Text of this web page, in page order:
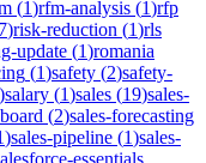
(1)rfm-analysis (1)rfp
7)risk-reduction (1)rls
update (1)romania
(1)safety (2)safety-
)salary (1)sales (19)sales-
(2)sales-forecasting
)sales-pipeline (1)sales-
essentials